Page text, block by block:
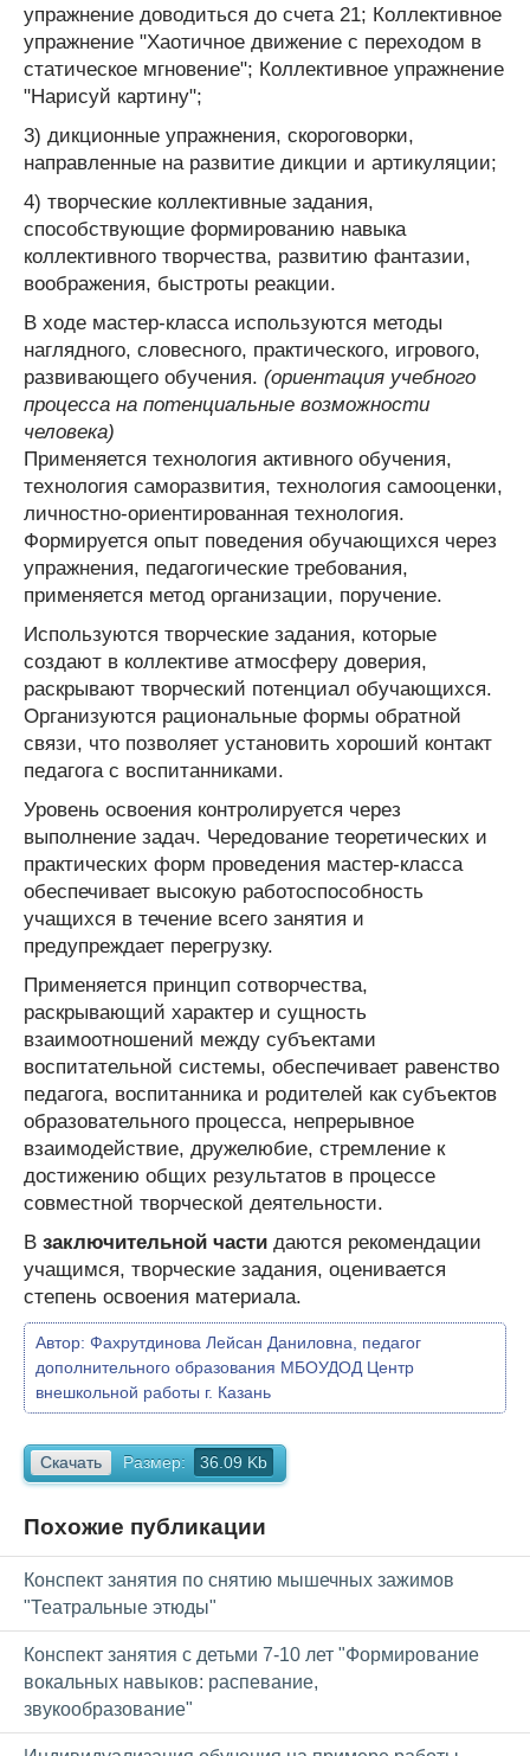
упражнение доводиться до счета 21; Коллективное
упражнение "Хаотичное движение с переходом в
статическое мгновение"; Коллективное упражнение
"Нарисуй картину";
3) дикционные упражнения, скороговорки,
направленные на развитие дикции и артикуляции;
4) творческие коллективные задания,
способствующие формированию навыка
коллективного творчества, развитию фантазии,
воображения, быстроты реакции.
В ходе мастер-класса используются методы
наглядного, словесного, практического, игрового,
развивающего обучения. (ориентация учебного
процесса на потенциальные возможности
человека)
Применяется технология активного обучения,
технология саморазвития, технология самооценки,
личностно-ориентированная технология.
Формируется опыт поведения обучающихся через
упражнения, педагогические требования,
применяется метод организации, поручение.
Используются творческие задания, которые
создают в коллективе атмосферу доверия,
раскрывают творческий потенциал обучающихся.
Организуются рациональные формы обратной
связи, что позволяет установить хороший контакт
педагога с воспитанниками.
Уровень освоения контролируется через
выполнение задач. Чередование теоретических и
практических форм проведения мастер-класса
обеспечивает высокую работоспособность
учащихся в течение всего занятия и
предупреждает перегрузку.
Применяется принцип сотворчества,
раскрывающий характер и сущность
взаимоотношений между субъектами
воспитательной системы, обеспечивает равенство
педагога, воспитанника и родителей как субъектов
образовательного процесса, непрерывное
взаимодействие, дружелюбие, стремление к
достижению общих результатов в процессе
совместной творческой деятельности.
В заключительной части даются рекомендации
учащимся, творческие задания, оценивается
степень освоения материала.
Автор: Фахрутдинова Лейсан Даниловна, педагог
дополнительного образования МБОУДОД Центр
внешкольной работы г. Казань
Скачать Размер: 36.09 Kb
Похожие публикации
Конспект занятия по снятию мышечных зажимов
"Театральные этюды"
Конспект занятия с детьми 7-10 лет "Формирование
вокальных навыков: распевание,
звукообразование"